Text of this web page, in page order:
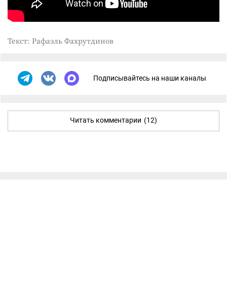
Текст: Рафаэль Фахрутдинов
Подписывайтесь на наши каналы
Читать комментарии (12)